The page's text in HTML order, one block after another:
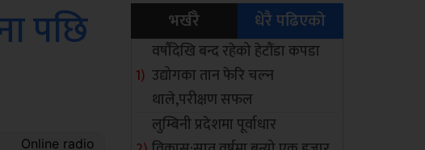
पछि
भर्खरै धेरै पढिएको
वर्षौंदेखि बन्द रहेको हेटौंडा कपडा
उद्योगका तान फेरि चल्न
थाले,परीक्षण सफल
लुम्बिनी प्रदेशमा पूर्वाधार